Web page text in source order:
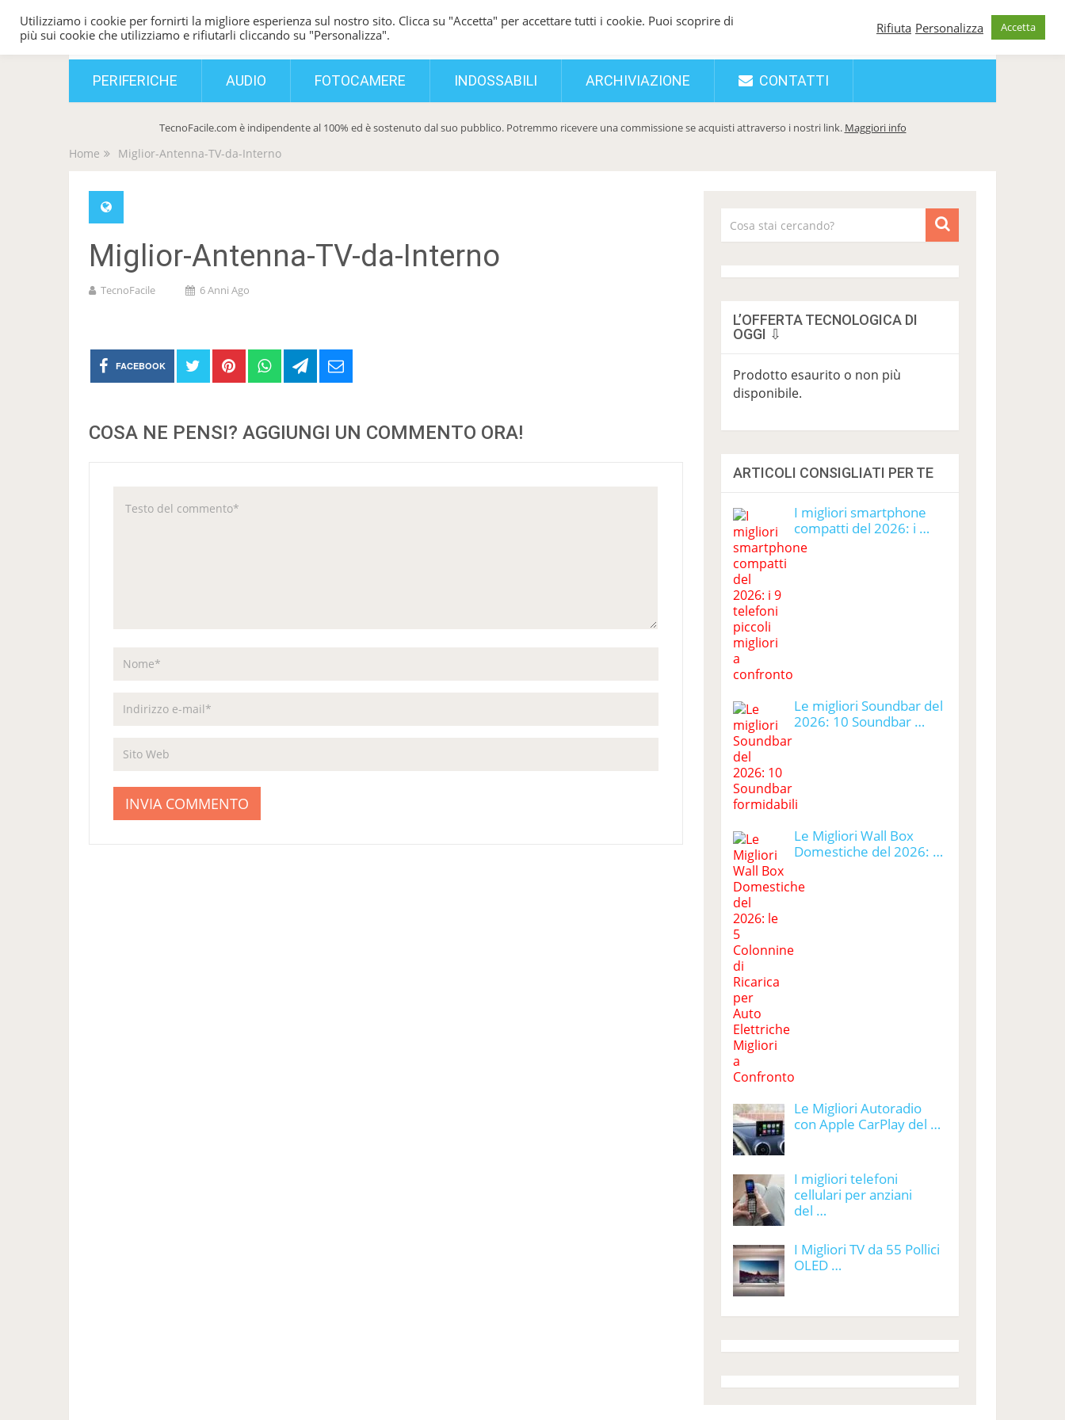
TecnoFacile
PERIFERICHE AUDIO FOTOCAMERE INDOSSABILI ARCHIVIAZIONE CONTATTI
TecnoFacile.com è indipendente al 100% ed è sostenuto dal suo pubblico. Potremmo ricevere una commissione se acquisti attraverso i nostri link. Maggiori info
Home Miglior-Antenna-TV-da-Interno
Miglior-Antenna-TV-da-Interno
TecnoFacile 6 Anni Ago
FACEBOOK
COSA NE PENSI? AGGIUNGI UN COMMENTO ORA!
L’OFFERTA TECNOLOGICA DI
OGGI ⇩
Prodotto esaurito o non più
disponibile.
ARTICOLI CONSIGLIATI PER TE
I migliori smartphone
compatti del 2026: i …
Le migliori Soundbar del
2026: 10 Soundbar …
Le Migliori Wall Box
Domestiche del 2026: …
Le Migliori Autoradio
con Apple CarPlay del …
I migliori telefoni
cellulari per anziani
del …
I Migliori TV da 55 Pollici
OLED …
Utilizziamo i cookie per fornirti la migliore esperienza sul nostro sito. Clicca su "Accetta" per accettare tutti i cookie. Puoi scoprire di
più sui cookie che utilizziamo e rifiutarli cliccando su "Personalizza".
Rifiuta Personalizza Accetta